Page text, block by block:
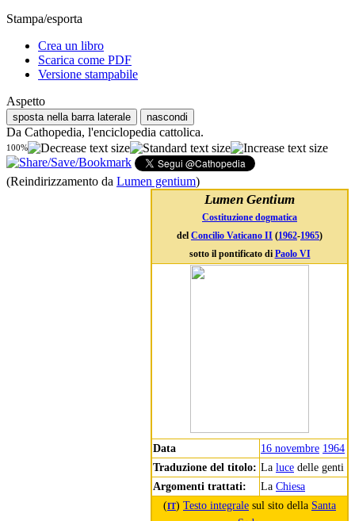
Stampa/esporta
Crea un libro
Scarica come PDF
Versione stampabile
Aspetto
sposta nella barra laterale nascondi
Da Cathopedia, l'enciclopedia cattolica.
100%
(Reindirizzamento da Lumen gentium)
Lumen Gentium
Costituzione dogmatica
del Concilio Vaticano II (1962-1965)
sotto il pontificato di Paolo VI
Data 16 novembre 1964
Traduzione del titolo: La luce delle genti
Argomenti trattati:
La Chiesa
(IT) Testo integrale sul sito della Santa